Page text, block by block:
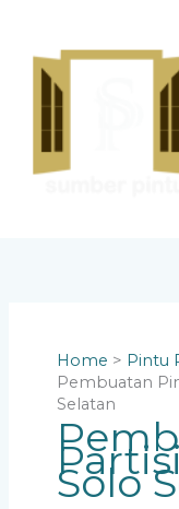
content
Home
Pintu
Pembuatan
Selatan
Solo